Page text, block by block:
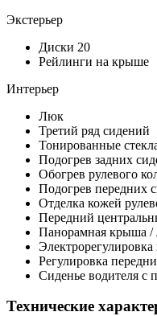
Экстерьер
Диски 20
Рейлинги на крыше
Интерьер
Люк
Третий ряд сидений
Тонированные
Подогрев задних
Обогрев рулевого
Подогрев передних
Отделка кожей
Передний
Панорамная крыша /
Регулировка
Сиденье водителя с
Технические